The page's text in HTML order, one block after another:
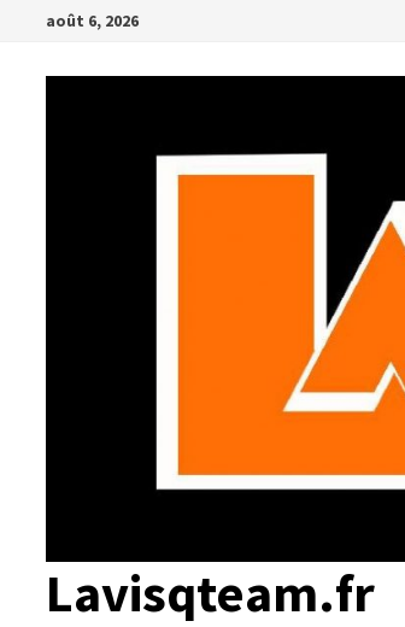
Passer
contenu
août 6, 2026
Lavisqteam.fr